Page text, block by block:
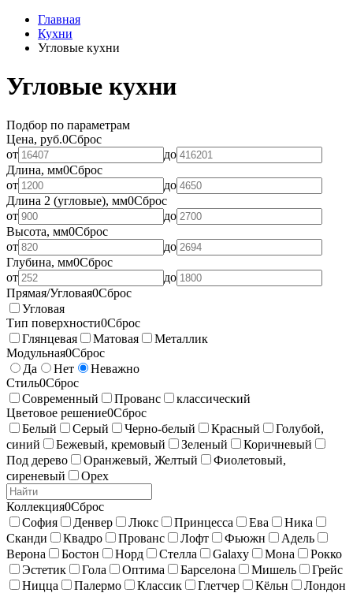
Главная
Кухни
Угловые кухни
Угловые кухни
Подбор по параметрам
Цена, руб.0Сброс
от
до
Длина, мм0Сброс
от
до
Длина 2 (угловые), мм0Сброс
от
до
Высота, мм0Сброс
от
до
Глубина, мм0Сброс
от
до
Прямая/Угловая0Сброс
Угловая
Тип поверхности0Сброс
Глянцевая
Матовая
Металлик
Модульная0Сброс
Да
Нет
Неважно
Стиль0Сброс
Современный
Прованс
классический
Цветовое решение0Сброс
Белый
Серый Черно-белый Красный
Голубой,
синий
Бежевый, кремовый Зеленый
Коричневый
Под дерево
Оранжевый, Желтый
Фиолетовый,
сиреневый
Орех
Коллекция0Сброс
София
Денвер Люкс Принцесса Ева
Ника
Сканди
Квадро Прованс Лофт Фьюжн
Адель
Верона
Бостон Норд Стелла Galaxy Мона
Рокко
Эстетик
Гола Оптима Барселона Мишель
Грейс
Ницца
Палермо Классик Глетчер Кёльн
Лондон